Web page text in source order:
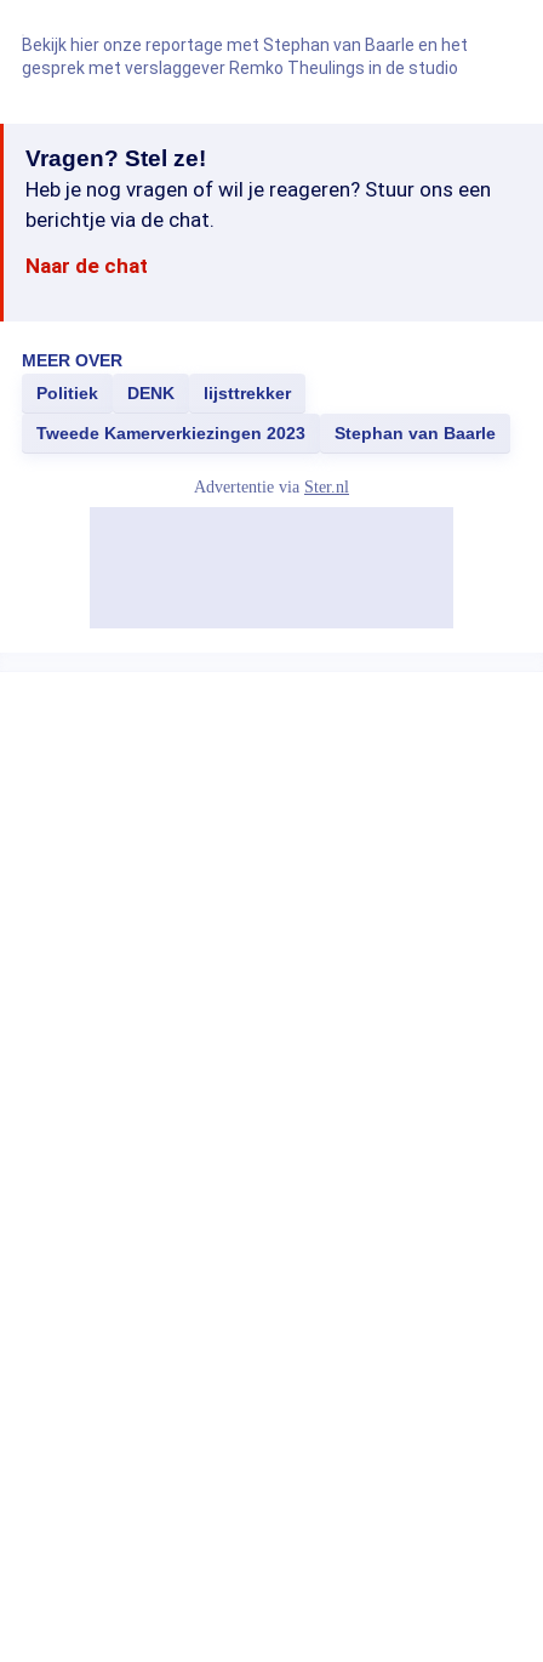
Bekijk hier onze reportage met Stephan van Baarle en het
gesprek met verslaggever Remko Theulings in de studio
Vragen? Stel ze!
Heb je nog vragen of wil je reageren? Stuur ons een
berichtje via de chat.
Naar de chat
MEER OVER
Politiek
DENK lijsttrekker
Tweede Kamerverkiezingen 2023 Stephan van Baarle
Advertentie via Ster.nl